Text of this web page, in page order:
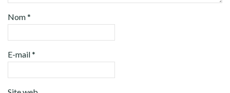
Nom*
E-mail*